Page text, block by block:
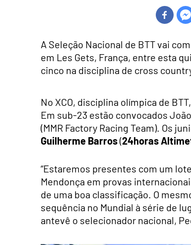
A Seleção Nacional de BTT vai
em Les Gets, França, entre esta
cinco na disciplina de cross
No XCO, disciplina olímpica de
Em sub-23 estão convocados
(MMR Factory Racing Team). Os
Guilherme Barros(24horas
“Estaremos presentes com um
Mendonça em provas
de uma boa classificação. O
sequência no Mundial à série de
antevê o selecionador nacional,